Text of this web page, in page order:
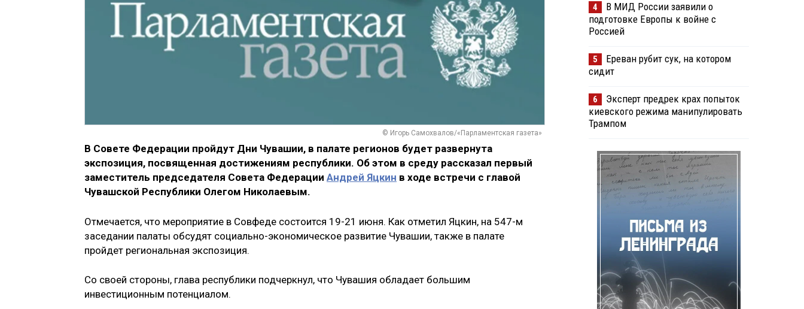
© Игорь Самохвалов/«Парламентская газета»
В Совете Федерации пройдут Дни Чувашии, в палате регионов будет развернута
экспозиция, посвященная достижениям республики. Об этом в среду рассказал первый
заместитель председателя Совета Федерации Андрей Яцкин в ходе встречи с главой
Чувашской Республики Олегом Николаевым.
Отмечается, что мероприятие в Совфеде состоится 19-21 июня. Как отметил Яцкин, на 547-м
заседании палаты обсудят социально-экономическое развитие Чувашии, также в палате
пройдет региональная экспозиция.
Со своей стороны, глава республики подчеркнул, что Чувашия обладает большим
инвестиционным потенциалом.
4
В МИД России заявили о
подготовке Европы к войне с
Россией
5
Ереван рубит сук, на котором
сидит
6
Эксперт предрек крах попыток
киевского режима манипулировать
Трампом